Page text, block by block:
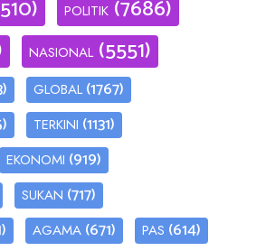
POLITIK (7686)
NASIONAL (5551)
GLOBAL (1767)
TERKINI (1131)
EKONOMI (919)
SUKAN (717)
AGAMA (671) PAS (614)